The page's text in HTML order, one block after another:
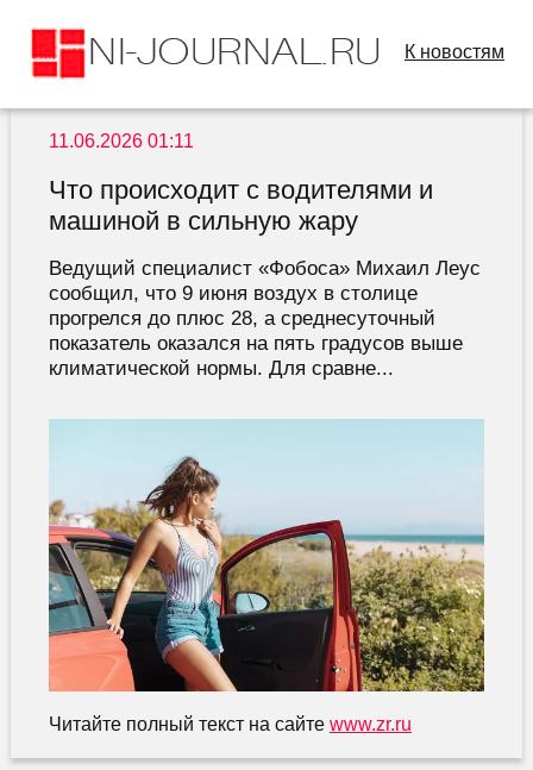
К новостям
11.06.2026 01:11
Что происходит с водителями и
машиной в сильную жару
Ведущий специалист «Фобоса» Михаил Леус
сообщил, что 9 июня воздух в столице
прогрелся до плюс 28, а среднесуточный
показатель оказался на пять градусов выше
климатической нормы. Для сравне...
Читайте полный текст на сайте www.zr.ru